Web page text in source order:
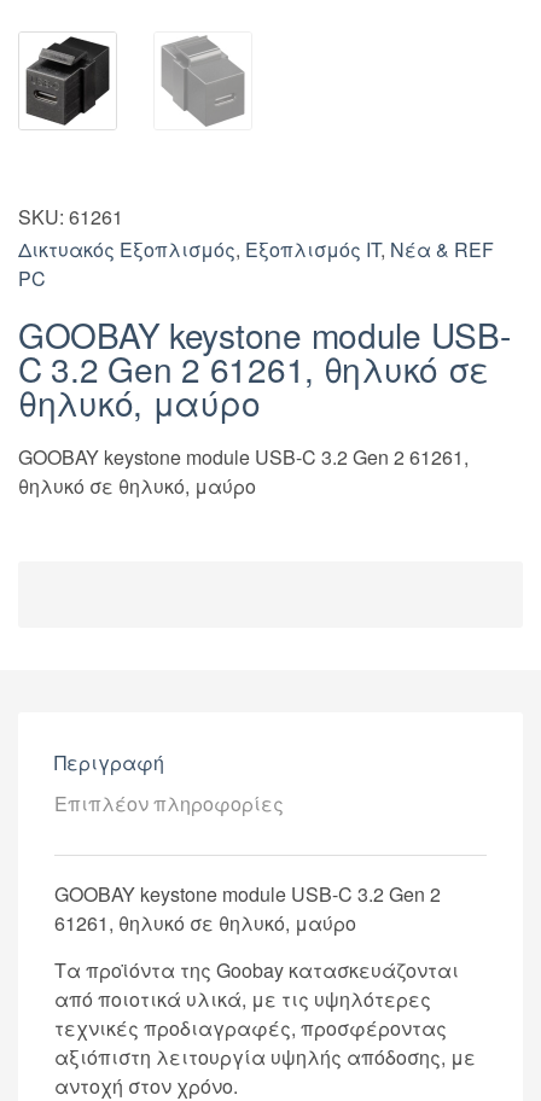
SKU: 61261
Δικτυακός Εξοπλισμός, Εξοπλισμός IT, Νέα & REF
PC
GOOBAY keystone module USB-
C 3.2 Gen 2 61261, θηλυκό σε
θηλυκό, μαύρο
GOOBAY keystone module USB-C 3.2 Gen 2 61261,
θηλυκό σε θηλυκό, μαύρο
Περιγραφή
Επιπλέον πληροφορίες
GOOBAY keystone module USB-C 3.2 Gen 2
61261, θηλυκό σε θηλυκό, μαύρο
Τα προϊόντα της Goobay κατασκευάζονται
από ποιοτικά υλικά, με τις υψηλότερες
τεχνικές προδιαγραφές, προσφέροντας
αξιόπιστη λειτουργία υψηλής απόδοσης, με
αντοχή στον χρόνο.